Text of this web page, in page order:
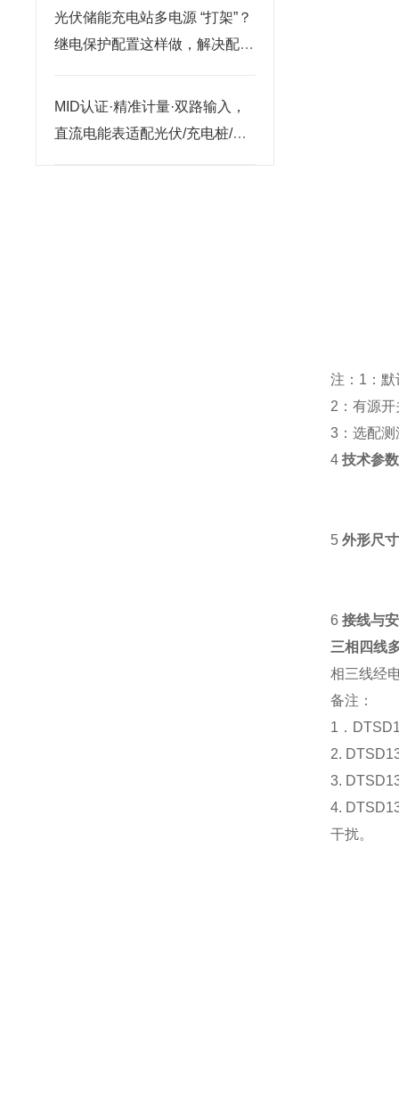
光伏储能充电站多电源 “打架”？
继电保护配置这样做，解决配合
MID认证·精准计量·双路输入，
直流电能表适配光伏/充电桩/基
注：1：
2：有源
3：选配
4技术参数
5外形尺寸
6接线与
三相四线
相三线经
备注：
1．
2.
3.
4.
干扰。